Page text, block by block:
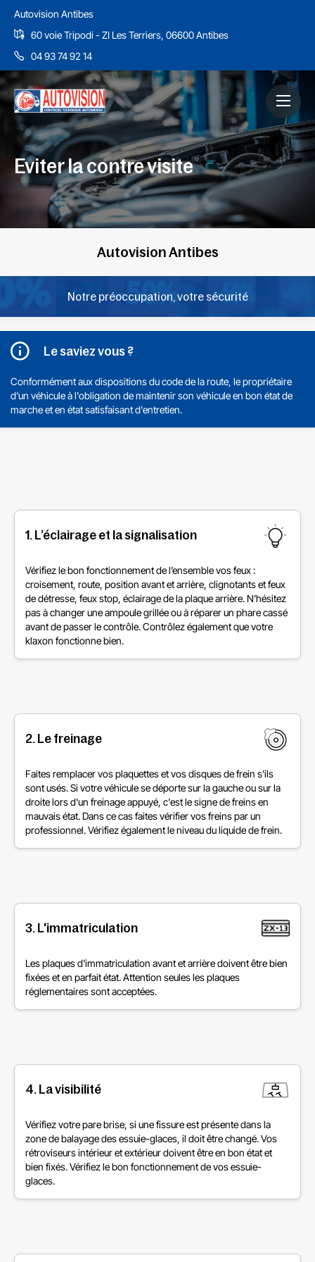
Autovision Antibes
60 voie Tripodi - ZI Les Terriers, 06600 Antibes
04 93 74 92 14
Eviter la contre visite
Autovision Antibes
Notre préoccupation, votre sécurité
Le saviez vous ?
Conformément aux dispositions du code de la route, le propriétaire
d'un véhicule à l'obligation de maintenir son véhicule en bon état de
marche et en état satisfaisant d'entretien.
1. L’éclairage et la signalisation
Vérifiez le bon fonctionnement de l’ensemble vos feux :
croisement, route, position avant et arrière, clignotants et feux
de détresse, feux stop, éclairage de la plaque arrière. N’hésitez
pas à changer une ampoule grillée ou à réparer un phare cassé
avant de passer le contrôle. Contrôlez également que votre
klaxon fonctionne bien.
2. Le freinage
Faites remplacer vos plaquettes et vos disques de frein s'ils
sont usés. Si votre véhicule se déporte sur la gauche ou sur la
droite lors d'un freinage appuyé, c'est le signe de freins en
mauvais état. Dans ce cas faites vérifier vos freins par un
professionnel. Vérifiez également le niveau du liquide de frein.
3. L'immatriculation
Les plaques d'immatriculation avant et arrière doivent être bien
fixées et en parfait état. Attention seules les plaques
réglementaires sont acceptées.
4. La visibilité
Vérifiez votre pare brise, si une fissure est présente dans la
zone de balayage des essuie-glaces, il doit être changé. Vos
rétroviseurs intérieur et extérieur doivent être en bon état et
bien fixés. Vérifiez le bon fonctionnement de vos essuie-
glaces.